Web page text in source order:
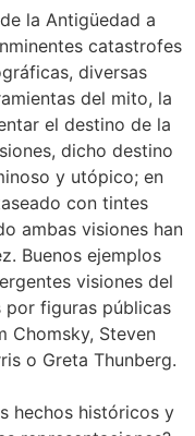
la Antigüedad a
catastrofes
diversas
del mito, la
el destino de la
dicho destino
y utópico; en
con tintes
ambas visiones han
Buenos ejemplos
visiones del
figuras públicas
Chomsky, Steven
o Greta Thunberg.
hechos históricos y